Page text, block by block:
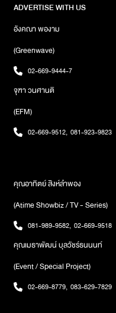
ขอบคุณตัวเองที่อยู่ในกระจ
การเป็นเซ็มบัตสึเพลง
ตัวเองได้มาถึงจุดนี้ได้ ”อย่
ได้แก่ โมบายล์ -พิมรภัส ผดุ
วัชรทัศนกุล วงBNK48 ,น้ำ
พรวารินทร์ วงศ์ตระกูลกิจ ว
ภา อินทจักร วง BNK48 ,ฟ้
, มินมิน – รชยา ทัพพ์คุณาน
BNK48
ADVERTISE WITH US
อังคณา พองาม
(Greenwave)
02-669-9444-7
จุฑา วนศานติ
(EFM)
02-669-9512, 081-923-9823
คุณอาทิตย์ สิงห์ลำพอง
(Atime Showbiz / TV - Series)
081-989-9582, 02-669-9518
คุณเมธาพัฒน์ บุลวัชร์ธนนนท์
(Event / Special Project)
02-669-8779, 083-629-7829